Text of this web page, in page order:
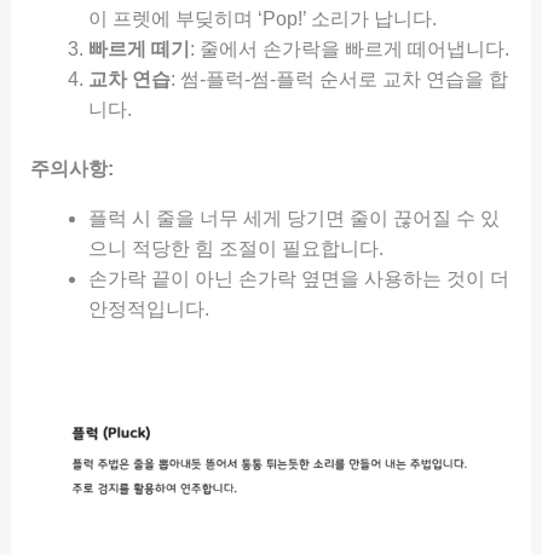
이 프렛에 부딪히며 ‘Pop!’ 소리가 납니다.
빠르게 떼기 : 줄에서 손가락을 빠르게 떼어냅니다.
교차 연습: 썸-플럭-썸-플럭 순서로 교차 연습을 합
니다.
주의사항:
플럭 시 줄을 너무 세게 당기면 줄이 끊어질 수 있
으니 적당한 힘 조절이 필요합니다.
손가락 끝이 아닌 손가락 옆면을 사용하는 것이 더
안정적입니다.